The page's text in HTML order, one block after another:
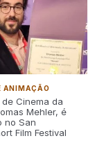
ANIMAÇÃO
Cinema da
Mehler, é
no San
Film Festival